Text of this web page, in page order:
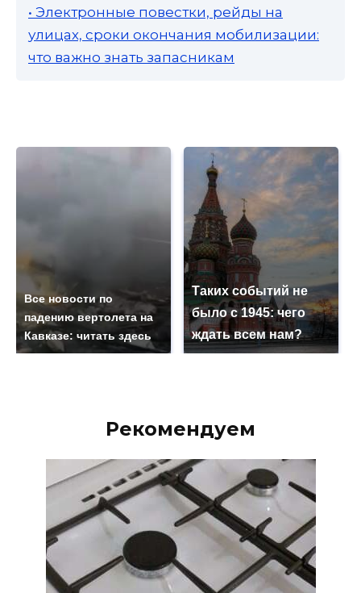
• Электронные повестки, рейды на
улицах, сроки окончания мобилизации:
что важно знать запасникам
Все новости по
падению вертолета на
Кавказе: читать здесь
Таких событий не
было с 1945: чего
ждать всем нам?
Рекомендуем